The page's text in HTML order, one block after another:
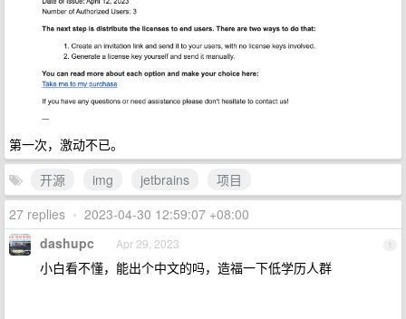
第一次，激动不已。
开源
img jetbrains
项目
27 replies • 2023-04-30 12:59:07 +08:00
1
dashupc Apr 29, 2023
小白看不懂，能出个中文的吗，造福一下低学历人群